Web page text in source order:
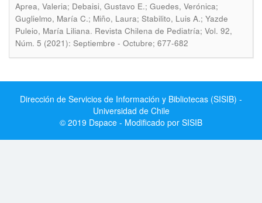
Aprea, Valeria; Debaisi, Gustavo E.; Guedes, Verónica;
Guglielmo, María C.; Miño, Laura; Stabilito, Luis A.; Yazde
Puleio, María Liliana. Revista Chilena de Pediatría; Vol. 92,
Núm. 5 (2021): Septiembre - Octubre; 677-682
Dirección de Servicios de Información y Bibliotecas (SISIB) -
Universidad de Chile
© 2019 Dspace - Modificado por SISIB